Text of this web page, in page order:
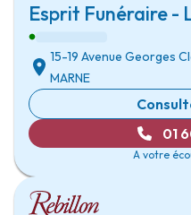
Esprit Funéraire -
15-19 Avenue Georges
MARNE
01
A votre